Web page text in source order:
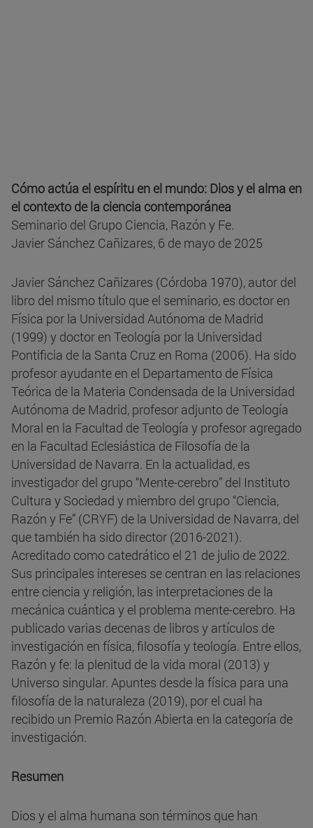
Cómo actúa el espíritu en el mundo: Dios y el alma en
el contexto de la ciencia contemporánea
Seminario del Grupo Ciencia, Razón y Fe.
Javier Sánchez Cañizares, 6 de mayo de 2025
Javier Sánchez Cañizares (Córdoba 1970), autor del
libro del mismo título que el seminario, es doctor en
Física por la Universidad Autónoma de Madrid
(1999) y doctor en Teología por la Universidad
Pontificia de la Santa Cruz en Roma (2006). Ha sido
profesor ayudante en el Departamento de Física
Teórica de la Materia Condensada de la Universidad
Autónoma de Madrid, profesor adjunto de Teología
Moral en la Facultad de Teología y profesor agregado
en la Facultad Eclesiástica de Filosofía de la
Universidad de Navarra. En la actualidad, es
investigador del grupo “Mente-cerebro” del Instituto
Cultura y Sociedad y miembro del grupo “Ciencia,
Razón y Fe” (CRYF) de la Universidad de Navarra, del
que también ha sido director (2016-2021).
Acreditado como catedrático el 21 de julio de 2022.
Sus principales intereses se centran en las relaciones
entre ciencia y religión, las interpretaciones de la
mecánica cuántica y el problema mente-cerebro. Ha
publicado varias decenas de libros y artículos de
investigación en física, filosofía y teología. Entre ellos,
Razón y fe: la plenitud de la vida moral (2013) y
Universo singular. Apuntes desde la física para una
filosofía de la naturaleza (2019), por el cual ha
recibido un Premio Razón Abierta en la categoría de
investigación.
Resumen
Dios y el alma humana son términos que han